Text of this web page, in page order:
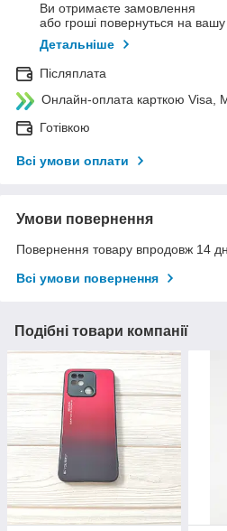
Ви отримаєте замовлення
або гроші повернуться на вашу
Детальніше
Післяплата
Онлайн-оплата карткою Visa,
Готівкою
Всі умови оплати
Умови повернення
Повернення товару впродовж 14
Всі умови повернення
Подібні товари компанії